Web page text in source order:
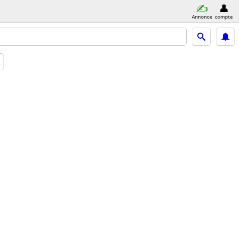
Annonce compte